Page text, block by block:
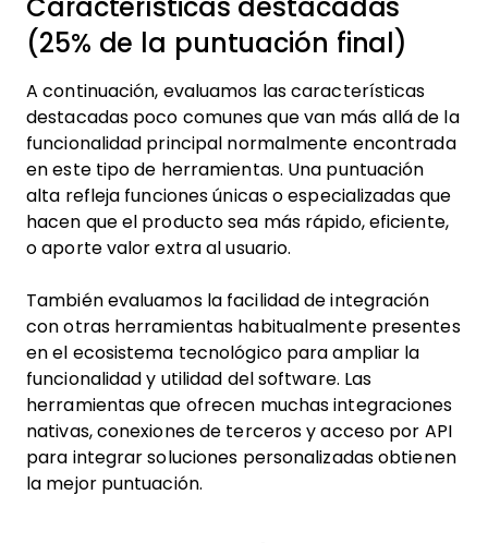
Características destacadas
(25% de la puntuación final)
A continuación, evaluamos las características
destacadas poco comunes que van más allá de la
funcionalidad principal normalmente encontrada
en este tipo de herramientas. Una puntuación
alta refleja funciones únicas o especializadas que
hacen que el producto sea más rápido, eficiente,
o aporte valor extra al usuario.
También evaluamos la facilidad de integración
con otras herramientas habitualmente presentes
en el ecosistema tecnológico para ampliar la
funcionalidad y utilidad del software. Las
herramientas que ofrecen muchas integraciones
nativas, conexiones de terceros y acceso por API
para integrar soluciones personalizadas obtienen
la mejor puntuación.